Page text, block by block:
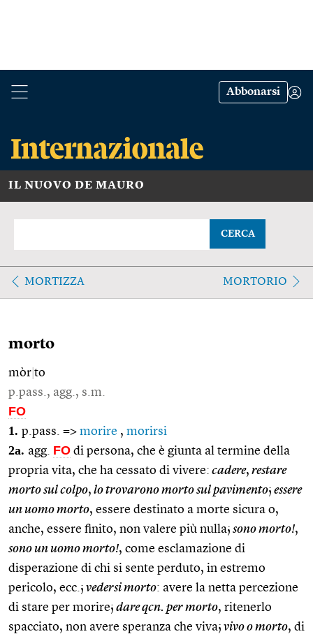
Abbonarsi
IL NUOVO DE MAURO
CERCA
MORTIZZA MORTORIO
morto
mòr to
p.pass., agg., s.m.
FO
1. p.pass. => morire , morirsi
2a. agg. FO di persona, che è giunta al termine della
propria vita, che ha cessato di vivere: cadere, restare
morto sul colpo, lo trovarono morto sul pavimento; essere
un uomo morto, essere destinato a morte sicura o,
anche, essere finito, non valere più nulla; sono morto!,
sono un uomo morto!, come esclamazione di
disperazione di chi si sente perduto, in estremo
pericolo, ecc.; vedersi morto: avere la netta percezione
di stare per morire; dare qcn. per morto, ritenerlo
spacciato, non avere speranza che viva; vivo o morto, di